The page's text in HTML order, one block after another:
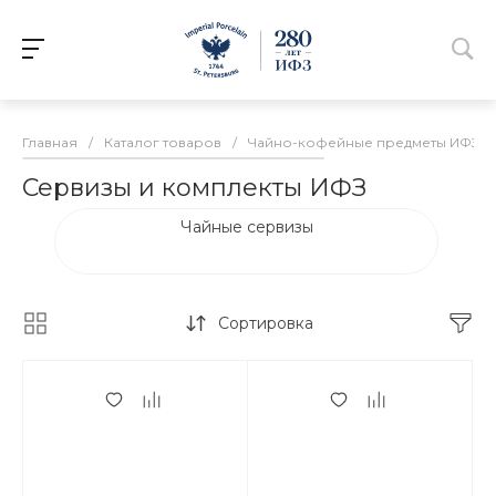
Главная / Каталог товаров / Чайно-кофейные предметы ИФЗ
Сервизы и комплекты ИФЗ
Чайные сервизы
Сортировка